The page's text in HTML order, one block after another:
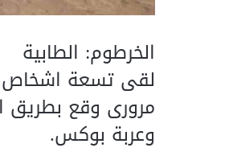
الخرطوم: الطابية
لقى تسعة اشخاص
مرورى وقع بطريق
وعربة بوكس.